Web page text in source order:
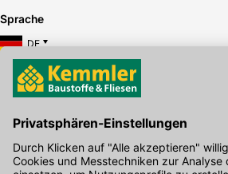
Sprache
DE
Hier gibt's die kostenlose App